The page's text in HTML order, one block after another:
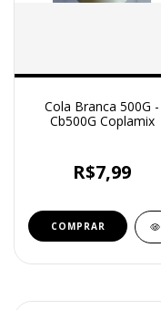
Cola Branca 500G -
Cb500G Coplamix
R$7,99